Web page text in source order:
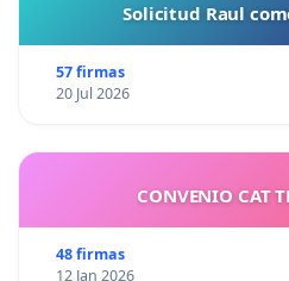
Solicitud Raul
57 firmas
20 Jul 2026
CONVENIO CAT
48 firmas
12 Jan 2026